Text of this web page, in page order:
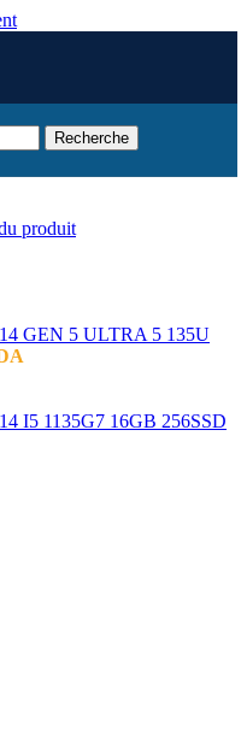
Recherche
GEN 5 ULTRA 5 135U
I5 1135G7 16GB 256SSD